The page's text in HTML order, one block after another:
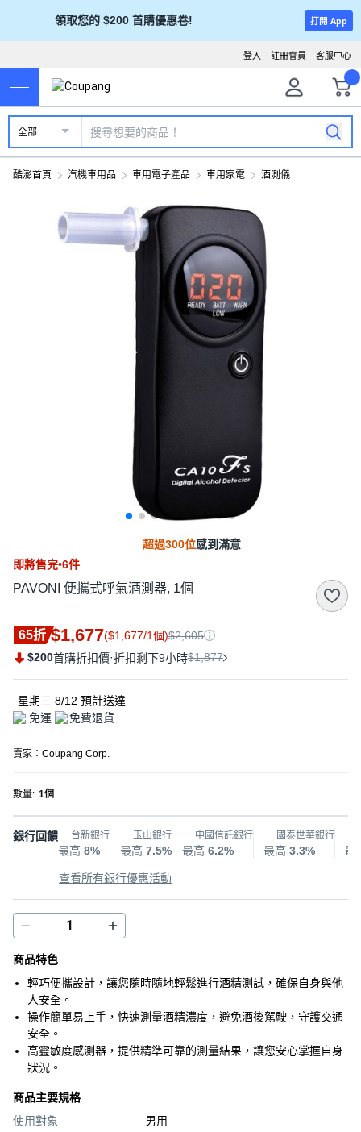
領取您的 $200 首購優惠卷! 打開 App
客服中心
註冊會員
登入
全部
酷澎首頁 汽機車用品 車用電子產品 車用家電 酒測儀
超過300位感到滿意
即將售完•6件
PAVONI 便攜式呼氣酒測器, 1個
65折 $1,677($1,677/1個)$2,605
$200首購折扣價·折扣剩下9小時$1,877
星期三 8/12 預計送達
免運
免費退貨
賣家： Coupang Corp.
數量: 1個
銀行回饋 台新銀行
最高 8%
玉山銀行
最高 7.5%
中國信託銀行
最高 6.2%
國泰世華銀行
最高 3.3% 最
查看所有銀行優惠活動
商品特色
輕巧便攜設計，讓您隨時隨地輕鬆進行酒精測試，確保自身與他
人安全。
操作簡單易上手，快速測量酒精濃度，避免酒後駕駛，守護交通
安全。
高靈敏度感測器，提供精準可靠的測量結果，讓您安心掌握自身
狀況。
商品主要規格
使用對象
男用